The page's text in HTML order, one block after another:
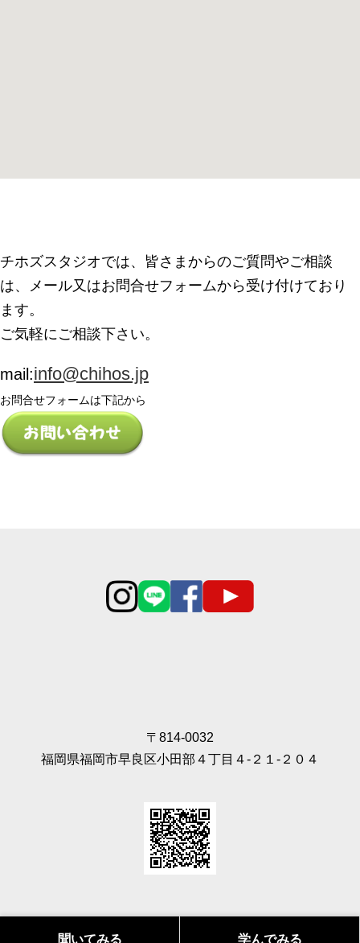
チホズスタジオでは、皆さまからのご質問やご相談
は、メール又はお問合せフォームから受け付けており
ます。
ご気軽にご相談下さい。
mail:info@chihos.jp
お問合せフォームは下記から
聞いてみる 学んでみる
〒814-0032
福岡県福岡市早良区小田部４丁目４‐２１‐２０４